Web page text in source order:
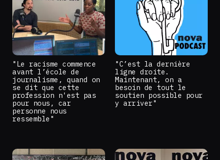
"Le racisme commence
avant l’école de
journalisme, quand on
se dit que cette
profession n'est pas
pour nous, car
personne nous
ressemble"
"C’est la dernière
ligne droite.
Maintenant, on a
besoin de tout le
soutien possible pour
y arriver"